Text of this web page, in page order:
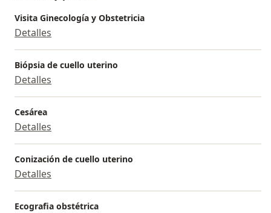
Visita Ginecología y Obstetricia
Detalles
Biópsia de cuello uterino
Detalles
Cesárea
Detalles
Conización de cuello uterino
Detalles
Ecografia obstétrica